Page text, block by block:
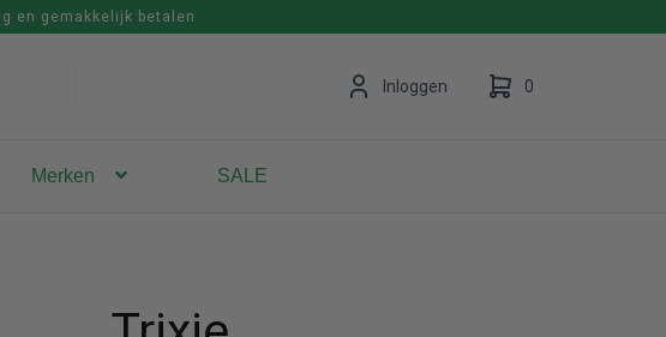
en gemakkelijk betalen
Inloggen 0
Merken SALE